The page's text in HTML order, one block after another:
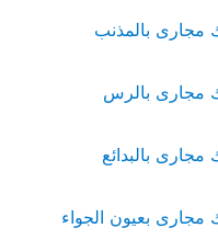
مجارى بالمذنب
مجارى بالرس
بالبدائع
بعيون الجواء